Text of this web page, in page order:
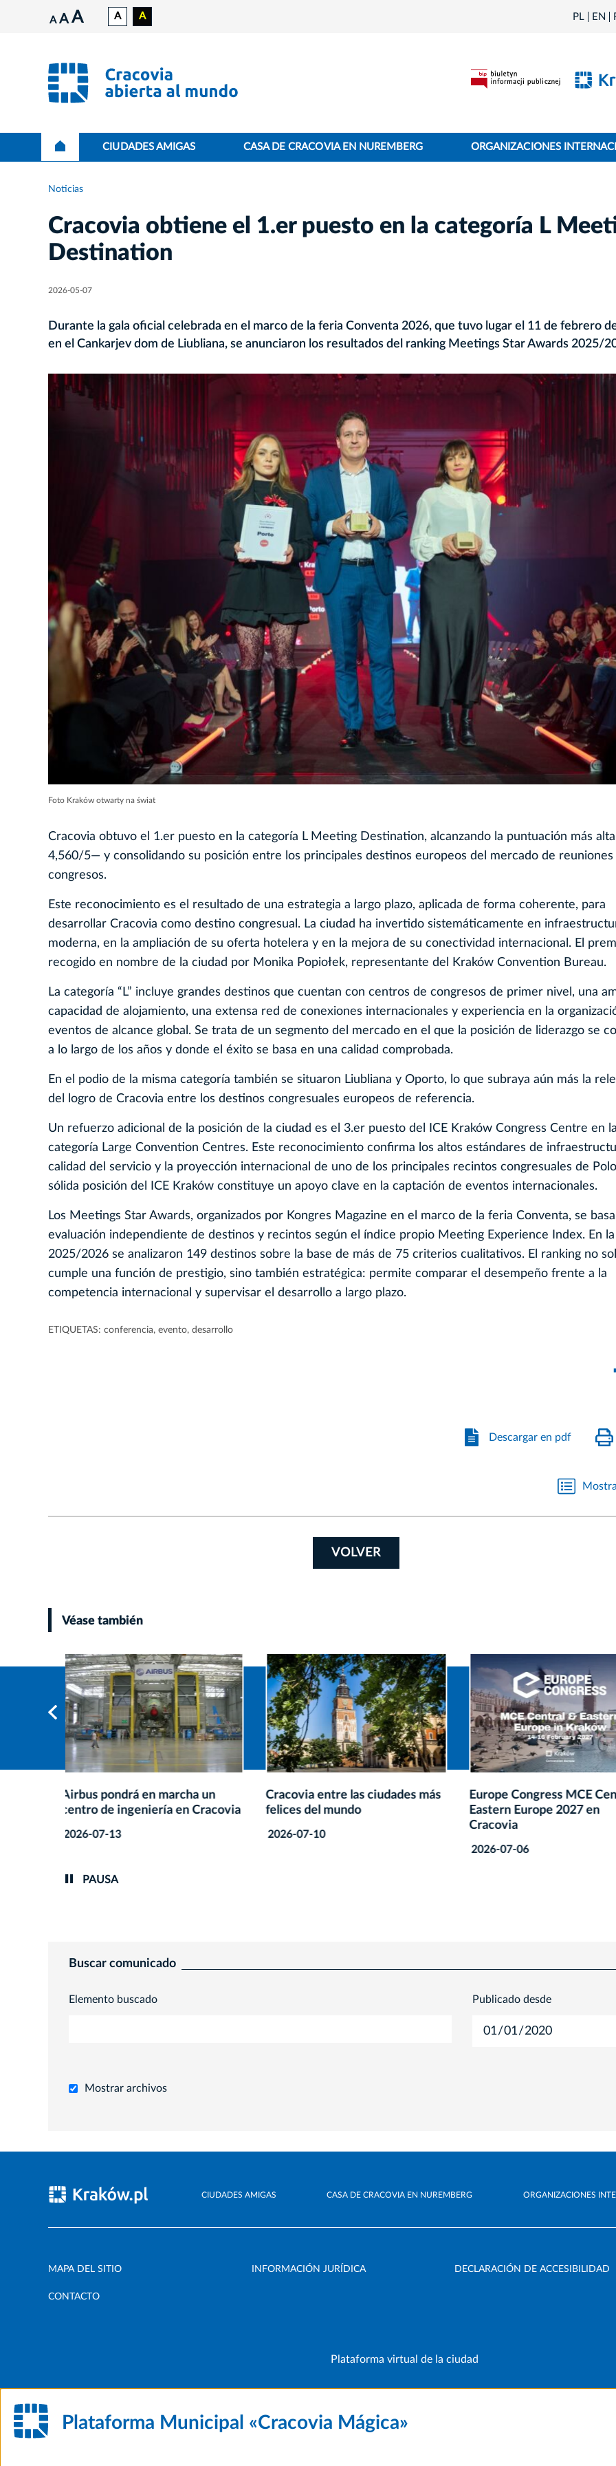
A A A A A PL EN
CIUDADES AMIGAS CASA DE CRACOVIA EN NUREMBERG ORGANIZACIONES
Noticias
Cracovia obtiene el 1.er puesto en la categoría L
Destination
2026-05-07
Durante la gala oficial celebrada en el marco de la feria Conventa 2026, que tuvo lugar el 11 de febrero
en el Cankarjev dom de Liubliana, se anunciaron los resultados del ranking Meetings Star Awards 2025/
Foto Kraków otwarty na świat
Cracovia obtuvo el 1.er puesto en la categoría L Meeting Destination, alcanzando la puntuación más
4,560/5— y consolidando su posición entre los principales destinos europeos del mercado de reuniones
congresos.
Este reconocimiento es el resultado de una estrategia a largo plazo, aplicada de forma coherente, para
desarrollar Cracovia como destino congresual. La ciudad ha invertido sistemáticamente en
moderna, en la ampliación de su oferta hotelera y en la mejora de su conectividad internacional. El
recogido en nombre de la ciudad por Monika Popiołek, representante del Kraków Convention Bureau.
La categoría “L” incluye grandes destinos que cuentan con centros de congresos de primer nivel, una
capacidad de alojamiento, una extensa red de conexiones internacionales y experiencia en la
eventos de alcance global. Se trata de un segmento del mercado en el que la posición de liderazgo se
a lo largo de los años y donde el éxito se basa en una calidad comprobada.
En el podio de la misma categoría también se situaron Liubliana y Oporto, lo que subraya aún más la
del logro de Cracovia entre los destinos congresuales europeos de referencia.
Un refuerzo adicional de la posición de la ciudad es el 3.er puesto del ICE Kraków Congress Centre en la
categoría Large Convention Centres. Este reconocimiento confirma los altos estándares de
calidad del servicio y la proyección internacional de uno de los principales recintos congresuales de
sólida posición del ICE Kraków constituye un apoyo clave en la captación de eventos internacionales.
Los Meetings Star Awards, organizados por Kongres Magazine en el marco de la feria Conventa, se
evaluación independiente de destinos y recintos según el índice propio Meeting Experience Index. En
2025/2026 se analizaron 149 destinos sobre la base de más de 75 criterios cualitativos. El ranking no
cumple una función de prestigio, sino también estratégica: permite comparar el desempeño frente a la
competencia internacional y supervisar el desarrollo a largo plazo.
ETIQUETAS: conferencia, evento, desarrollo
Descargar en pdf
VOLVER
Véase también
Cracovia entre las ciudades más
felices del mundo
2026-07-10
Europe Congress MCE Central &
Eastern Europe 2027 en
Reconocimiento
para TAURON Arena
PAUSA
Buscar comunicado
Elemento buscado Publicado desde
Mostrar archivos
CIUDADES AMIGAS CASA DE CRACOVIA EN NUREMBERG ORGANIZACIONES
MAPA DEL SITIO INFORMACIÓN JURÍDICA DECLARACIÓN DE ACCESIBILIDAD
CONTACTO
Plataforma virtual de la ciudad
Plataforma Municipal «Cracovia Mágica»